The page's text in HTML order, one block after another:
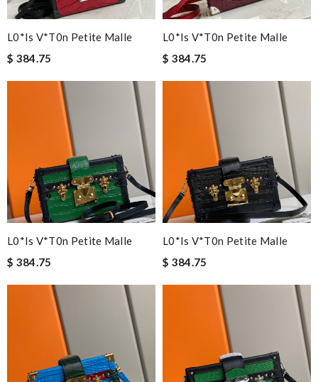
L0*is V*t0n Petite Malle
$ 384.75
L0*is V*t0n Petite Malle
$ 384.75
L0*is V*t0n Petite Malle
$ 384.75
L0*is V*t0n Petite Malle
$ 384.75